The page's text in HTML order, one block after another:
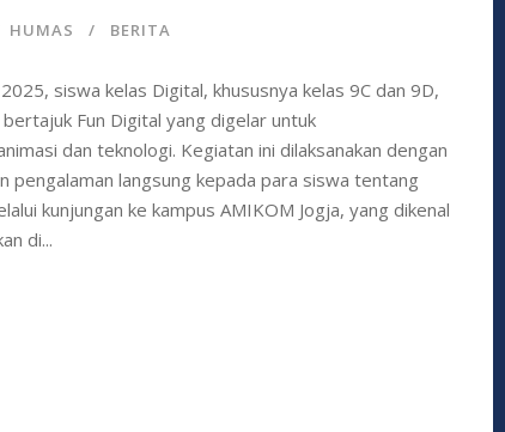
HUMAS BERITA
siswa kelas Digital, khususnya kelas 9C dan 9D,
Fun Digital yang digelar untuk
dan teknologi. Kegiatan ini dilaksanakan dengan
pengalaman langsung kepada para siswa tentang
kunjungan ke kampus AMIKOM Jogja, yang dikenal
di...